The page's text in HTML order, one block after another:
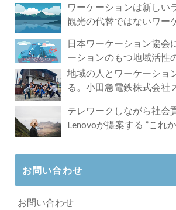
ワーケーションは新しい
観光の代替ではないワー
日本ワーケーション協会
ーションのもつ地域活性
地域の人とワーケーショ
る。小田急電鉄株式会社
テレワークしながら社会
Lenovoが提案する ”これ
お問い合わせ
お問い合わせ